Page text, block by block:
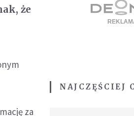
że
za
NAJCZĘŚCIEJ